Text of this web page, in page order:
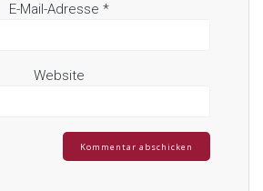
E-Mail-Adresse *
Website